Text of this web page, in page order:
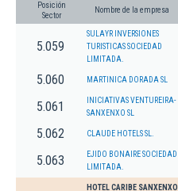
Posición
Sector
Nombre de la empresa
5.059
SULAYR INVERSIONES
TURISTICAS SOCIEDAD
LIMITADA.
5.060 MARTINICA DORADA SL
5.061
INICIATIVAS VENTUREIRA-
SANXENXO SL
5.062 CLAUDE HOTELS SL.
5.063
EJIDO BONAIRE SOCIEDAD
LIMITADA.
HOTEL CARIBE SANXENXO